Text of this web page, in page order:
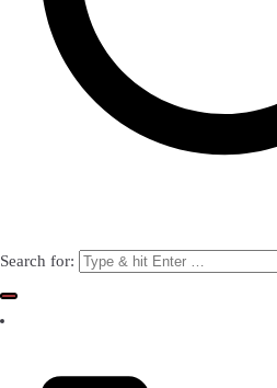
Search for: